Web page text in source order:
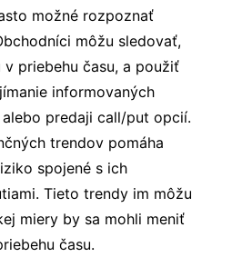
možné rozpoznať
môžu sledovať,
priebehu času, a použiť
informovaných
predaji call/put opcií.
trendov pomáha
spojené s ich
Tieto trendy im môžu
miery by sa mohli meniť
času.